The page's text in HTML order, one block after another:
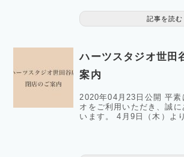
記事を読む
ハーツスタジオ世田
案内
2020年04月23日公開 平素
オをご利用いただき、誠
います。 4月9日（木）よ